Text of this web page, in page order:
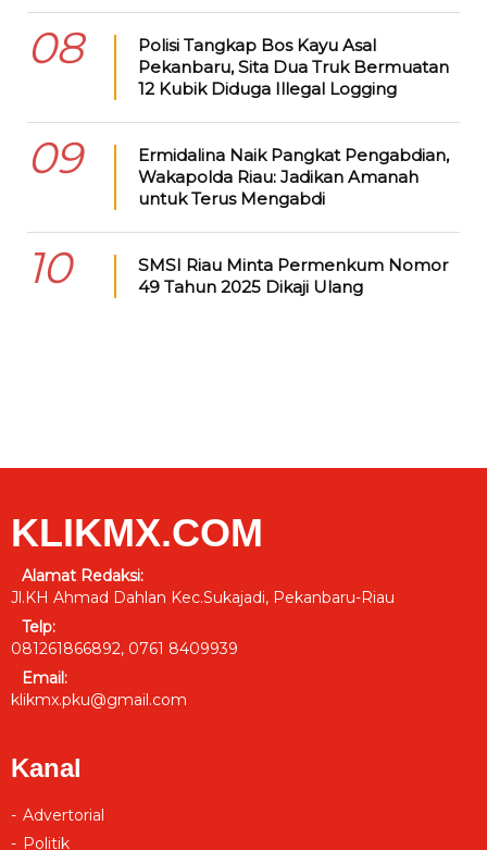
08
Polisi Tangkap Bos Kayu Asal
Pekanbaru, Sita Dua Truk Bermuatan
12 Kubik Diduga Illegal Logging
09
Ermidalina Naik Pangkat Pengabdian,
Wakapolda Riau: Jadikan Amanah
untuk Terus Mengabdi
10
SMSI Riau Minta Permenkum Nomor
49 Tahun 2025 Dikaji Ulang
KLIKMX.COM
Alamat Redaksi:
Jl.KH Ahmad Dahlan Kec.Sukajadi, Pekanbaru-Riau
Telp:
081261866892, 0761 8409939
Email:
klikmx.pku@gmail.com
Kanal
Advertorial
Politik